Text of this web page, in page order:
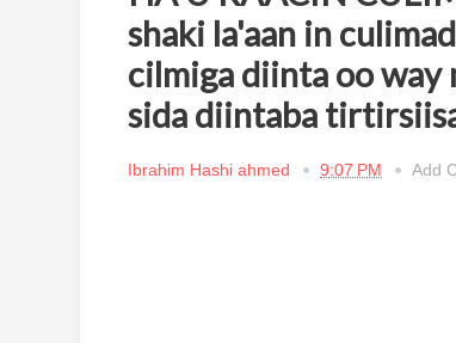
shaki la'aan in
cilmiga diinta oo way
sida diintaba
Ibrahim Hashi ahmed 9:07 PM Add